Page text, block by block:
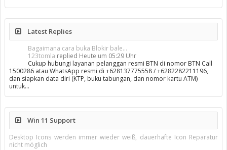
Latest Replies
Bagaimana cara buka Blokir bale...
123tomla replied Heute um 05:29 Uhr
Cukup hubungi layanan pelanggan resmi BTN di nomor BTN Call
1500286 atau WhatsApp resmi di +628137775558 / +6282282211196,
dan siapkan data diri (KTP, buku tabungan, dan nomor kartu ATM)
untuk…
Win 11 Support
Desktop Icons werden immer wieder weiß, dauerhafte Icon Reparatur
nicht möglich